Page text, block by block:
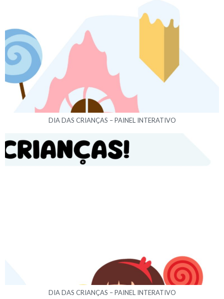
DIA DAS CRIANÇAS – PAINEL INTERATIVO
DIA DAS CRIANÇAS – PAINEL INTERATIVO